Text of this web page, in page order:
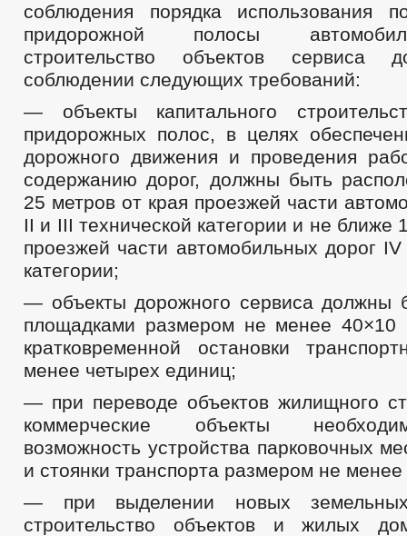
соблюдения порядка использования
придорожной полосы
строительство объектов сервиса
соблюдении следующих требований:
— объекты капитального
придорожных полос, в целях
дорожного движения и проведения
содержанию дорог, должны быть
25 метров от края проезжей части
II и III технической категории и не ближе
проезжей части автомобильных дорог
категории;
— объекты дорожного сервиса должны
площадками размером не менее 40×10
кратковременной остановки
менее четырех единиц;
— при переводе объектов жилищного
коммерческие объекты
возможность устройства парковочных
и стоянки транспорта размером не
— при выделении новых
строительство объектов и жилых